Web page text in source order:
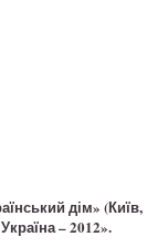
дім» (Київ,
– 2012».